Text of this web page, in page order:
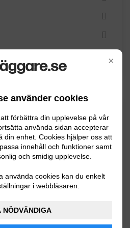
×
använder cookies
förbättra din upplevelse på vår
använda sidan accepterar
din enhet. Cookies hjälper oss att
innehåll och funktioner samt
och smidig upplevelse.
använda cookies kan du enkelt
i webbläsaren.
NÖDVÄNDIGA
i Västergötland belägen
skärgård som ligger
norr om centraorten.
är väldigt varierat.